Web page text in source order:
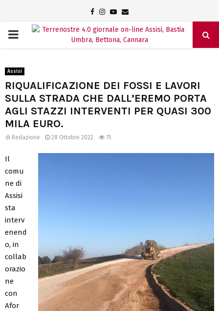
Facebook
Instagram
Youtube
Email
PRIMARY
Assisi
RIQUALIFICAZIONE DEI FOSSI E LAVORI
SULLA STRADA CHE DALL’EREMO PORTA
AGLI STAZZI INTERVENTI PER QUASI 300
MILA EURO.
di Redazione 28 Ottobre 2022 75
Il
comu
ne di
Assisi
sta
interv
enend
o, in
collab
orazio
ne
con
Afor